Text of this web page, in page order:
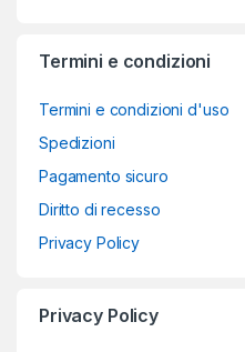
Termini e condizioni
Termini e condizioni d'uso
Spedizioni
Pagamento sicuro
Diritto di recesso
Privacy Policy
Privacy Policy